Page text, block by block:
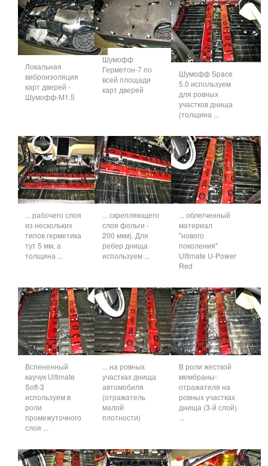
Локальная
виброизоляция
карт дверей -
Шумофф-М1.5
Шумофф
Герметон-7 по
всей площади
карт дверей
Шумофф Space
5.0 используем
для ровных
участков днища
(толщина ...
... рабочего слоя
из нескольких
типов герметика
тут 5 мм, а
толщина ...
... скрепляющего
слоя фольги -
200 мкм). Для
ребер днища
используем ...
... облегченный
материал
"нового
поколения"
Ultimate U-Power
Red
Вспененный
каучук Ultimate
Soft-3
используем в
роли
промежуточного
слоя ...
... на ровных
участках днища
автомобиля
(отражатель
малой
плотности)
В роли жесткой
мембраны-
отражателя на
ровных участках
днища (3-й слой)
...